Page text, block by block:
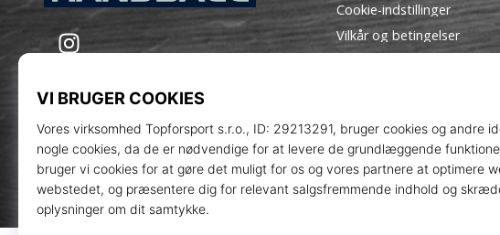
WePlayHandball.dk
Instagram
Cookie-indstillinger
Vilkår og betingelser